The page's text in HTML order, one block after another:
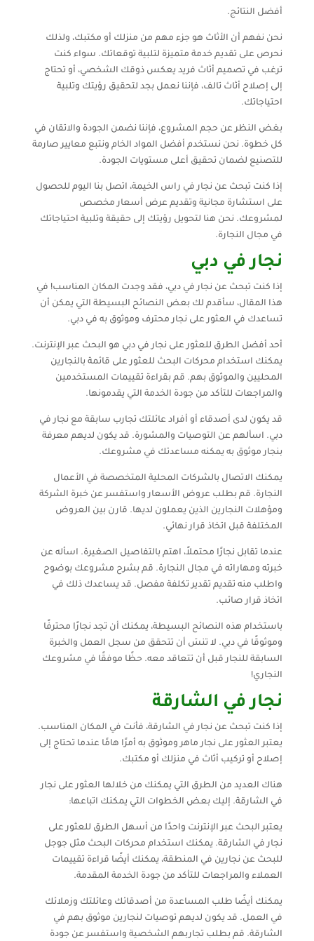
أفضل النتائج.
نحن نفهم أن الأثاث هو جزء مهم من منزلك أو مكتبك، ولذلك
نحرص على تقديم خدمة متميزة لتلبية توقعاتك. سواء كنت
ترغب في تصميم أثاث فريد يعكس ذوقك الشخصي، أو تحتاج
إلى إصلاح أثاث تالف، فإننا نعمل بجد لتحقيق رؤيتك وتلبية
احتياجاتك.
بغض النظر عن حجم المشروع، فإننا نضمن الجودة والاتقان في
كل خطوة. نحن نستخدم أفضل المواد الخام ونتبع معايير صارمة
للتصنيع لضمان تحقيق أعلى مستويات الجودة.
إذا كنت تبحث عن نجار في راس الخيمة، اتصل بنا اليوم للحصول
على استشارة مجانية وتقديم عرض أسعار مخصص
لمشروعك. نحن هنا لتحويل رؤيتك إلى حقيقة وتلبية احتياجاتك
في مجال النجارة.
نجار في دبي
إذا كنت تبحث عن نجار في دبي، فقد وجدت المكان المناسب! في
هذا المقال، سأقدم لك بعض النصائح البسيطة التي يمكن أن
تساعدك في العثور على نجار محترف وموثوق به في دبي.
أحد أفضل الطرق للعثور على نجار في دبي هو البحث عبر الإنترنت.
يمكنك استخدام محركات البحث للعثور على قائمة بالنجارين
المحليين والموثوق بهم. قم بقراءة تقييمات المستخدمين
والمراجعات للتأكد من جودة الخدمة التي يقدمونها.
قد يكون لدى أصدقاء أو أفراد عائلتك تجارب سابقة مع نجار في
دبي. اسألهم عن التوصيات والمشورة. قد يكون لديهم معرفة
بنجار موثوق به يمكنه مساعدتك في مشروعك.
يمكنك الاتصال بالشركات المحلية المتخصصة في الأعمال
النجارة. قم بطلب عروض الأسعار واستفسر عن خبرة الشركة
ومؤهلات النجارين الذين يعملون لديها. قارن بين العروض
المختلفة قبل اتخاذ قرار نهائي.
عندما تقابل نجارًا محتملاً، اهتم بالتفاصيل الصغيرة. اسأله عن
خبرته ومهاراته في مجال النجارة. قم بشرح مشروعك بوضوح
واطلب منه تقديم تقدير تكلفة مفصل. قد يساعدك ذلك في
اتخاذ قرار صائب.
باستخدام هذه النصائح البسيطة، يمكنك أن تجد نجارًا محترفًا
وموثوقًا في دبي. لا تنسَ أن تتحقق من سجل العمل والخبرة
السابقة للنجار قبل أن تتعاقد معه. حظًا موفقًا في مشروعك
النجاري!
نجار في الشارقة
إذا كنت تبحث عن نجار في الشارقة، فأنت في المكان المناسب.
يعتبر العثور على نجار ماهر وموثوق به أمرًا هامًا عندما تحتاج إلى
إصلاح أو تركيب أثاث في منزلك أو مكتبك.
هناك العديد من الطرق التي يمكنك من خلالها العثور على نجار
في الشارقة. إليك بعض الخطوات التي يمكنك اتباعها:
يعتبر البحث عبر الإنترنت واحدًا من أسهل الطرق للعثور على
نجار في الشارقة. يمكنك استخدام محركات البحث مثل جوجل
للبحث عن نجارين في المنطقة، يمكنك أيضًا قراءة تقييمات
العملاء والمراجعات للتأكد من جودة الخدمة المقدمة.
يمكنك أيضًا طلب المساعدة من أصدقائك وعائلتك وزملائك
في العمل. قد يكون لديهم توصيات لنجارين موثوق بهم في
الشارقة. قم بطلب تجاربهم الشخصية واستفسر عن جودة